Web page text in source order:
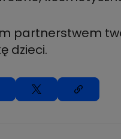
partnerstwem
dzieci.